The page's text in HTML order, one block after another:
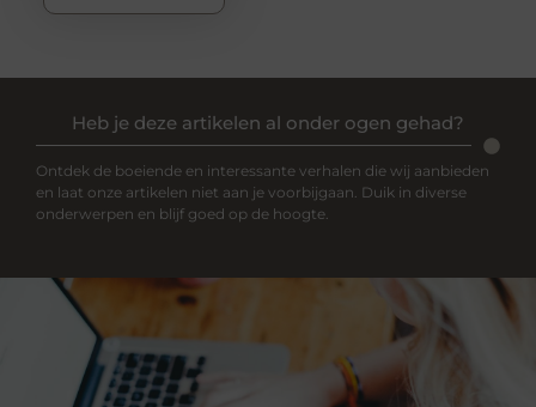
Heb je deze artikelen al onder ogen gehad?
Ontdek de boeiende en interessante verhalen die wij aanbieden
en laat onze artikelen niet aan je voorbijgaan. Duik in diverse
onderwerpen en blijf goed op de hoogte.